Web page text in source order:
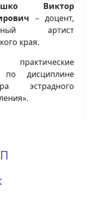
Виктор
– доцент,
артист
края.
по дисциплине
эстрадного